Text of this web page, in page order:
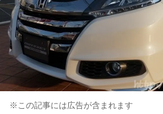
※この記事には広告が含まれます